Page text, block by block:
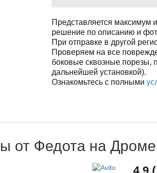
Представляется
решение по описанию и
При отправке в другой
Проверяем на все
боковые сквозные порезы,
дальнейшей установкой).
Ознакомьтесь с полными
от Федота на